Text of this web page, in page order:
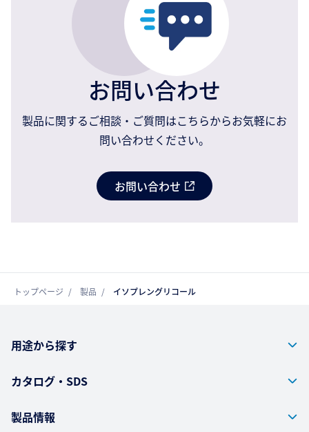
お問い合わせ
製品に関するご相談・ご質問はこちらからお気軽にお
問い合わせください。
お問い合わせ
トップページ 製品 イソプレングリコール
用途から探す
カタログ・SDS
製品情報